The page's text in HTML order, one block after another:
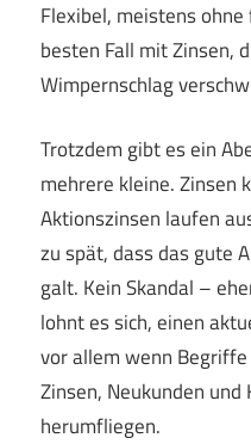
Flexibel, meistens
besten Fall mit Zinsen,
Wimpernschlag
Trotzdem gibt es ein
mehrere kleine. Zinsen
Aktionszinsen laufen
zu spät, dass das gute
galt. Kein Skandal –
lohnt es sich, einen
vor allem wenn
Zinsen, Neukunden
herumfliegen.